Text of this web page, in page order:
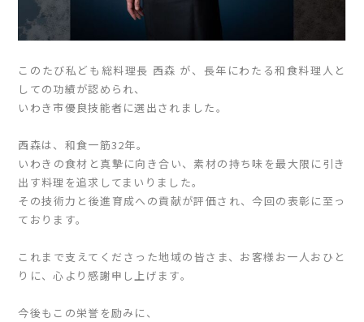
このたび私ども総料理長 西森 が、長年にわたる和食料理人と
しての功績が認められ、
いわき市優良技能者に選出されました。
西森は、和食一筋32年。
いわきの食材と真摯に向き合い、素材の持ち味を最大限に引き
出す料理を追求してまいりました。
その技術力と後進育成への貢献が評価され、今回の表彰に至っ
ております。
これまで支えてくださった地域の皆さま、お客様お一人おひと
りに、心より感謝申し上げます。
今後もこの栄誉を励みに、